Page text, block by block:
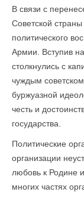
В связи с
Советской
политического
Армии. Вступив
столкнулись с
чуждым
буржуазной
честь и
государства.
Политические
организации
любовь к Родине
многих частях